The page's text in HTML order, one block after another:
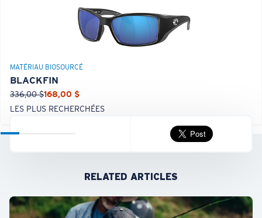
MATÉRIAU BIOSOURCÉ
BLACKFIN
336,00 $168,00 $
LES PLUS RECHERCHÉES
RELATED ARTICLES